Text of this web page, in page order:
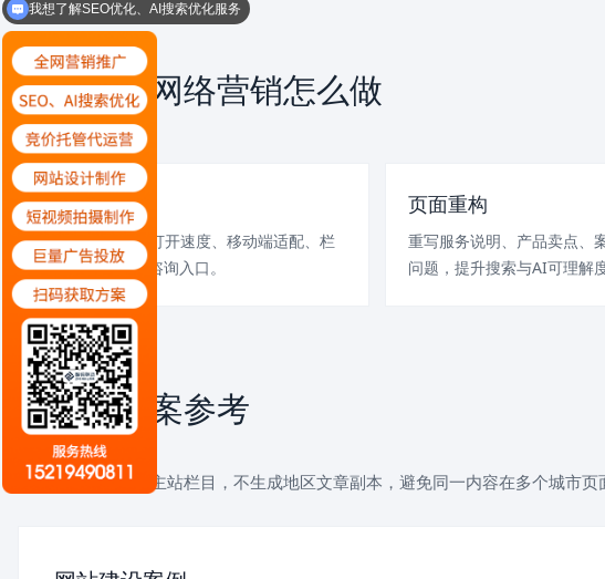
铜川企业网络营销怎么做
SERVICE PLAN
网站体检
检查现有网站的打开速度、移动端适配、栏
目层级、TDK和咨询入口。
页面重构
重写服务说明、产品卖点、
问题，提升搜索与AI可理解度
案例与方案参考
CASE REFERENCE
以下链接统一回到主站栏目，不生成地区文章副本，避免同一内容在多个城市页
我想了解SEO优化、AI搜索优化服务